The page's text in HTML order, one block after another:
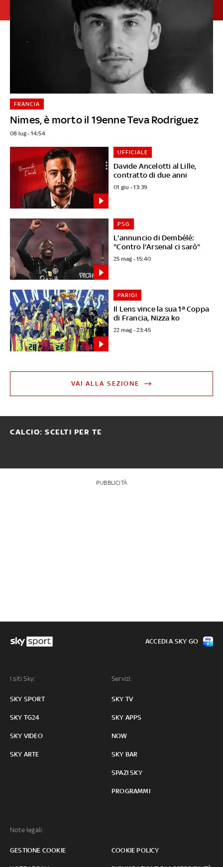
Nimes, è morto il 19enne Teva Rodriguez
FRANCIA
08 lug - 14:54
Davide Ancelotti al Lille,
contratto di due anni
UFFICIALE
01 giu - 13:39
L'annuncio di Dembélé:
"Contro l'Arsenal ci sarò"
PSG
25 mag - 15:40
Il Lens vince la sua 1ª Coppa
di Francia, Nizza ko
PARIGI
22 mag - 23:45
VAI ALLA SEZIONE
CALCIO: SCELTI PER TE
PUBBLICITÀ
I siti Sky:
SKY SPORT
SKY TG24
SKY VIDEO
SKY ARTE
Servizi:
SKY TV
SKY APPS
NOW
SKY BAR
SPAZI SKY
PROGRAMMI
Note legali:
GESTIONE COOKIE COOKIE POLICY
ACCEDI A SKY GO